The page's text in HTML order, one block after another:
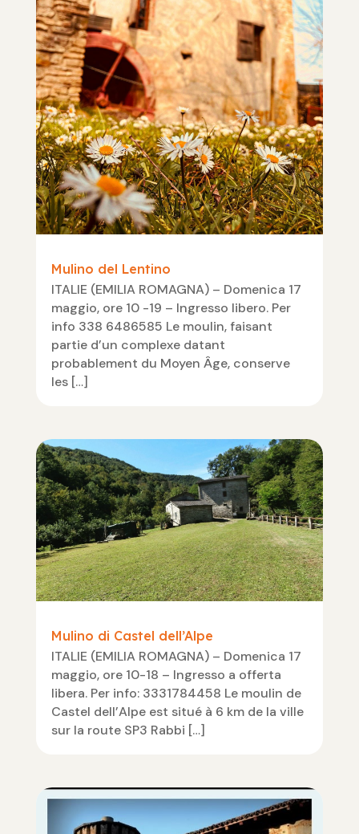
Mulino del Lentino
ITALIE (EMILIA ROMAGNA) – Domenica 17
maggio, ore 10 -19 – Ingresso libero. Per
info 338 6486585 Le moulin, faisant
partie d’un complexe datant
probablement du Moyen Âge, conserve
les […]
Mulino di Castel dell’Alpe
ITALIE (EMILIA ROMAGNA) – Domenica 17
maggio, ore 10-18 – Ingresso a offerta
libera. Per info: 3331784458 Le moulin de
Castel dell’Alpe est situé à 6 km de la ville
sur la route SP3 Rabbi […]